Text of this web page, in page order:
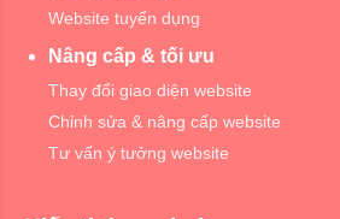
Website tuyển dụng
Nâng cấp & tối ưu
Thay đổi giao diện website
Chỉnh sửa & nâng cấp website
Tư vấn ý tưởng website